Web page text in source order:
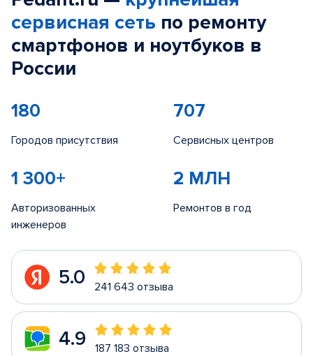
сервисная сеть по ремонту
смартфонов и ноутбуков в
России
180
Городов присутствия
707
Сервисных центров
1 300+
Авторизованных
инженеров
2 МЛН
Ремонтов в год
5.0 241 643 отзыва
4.9 187 183 отзыва